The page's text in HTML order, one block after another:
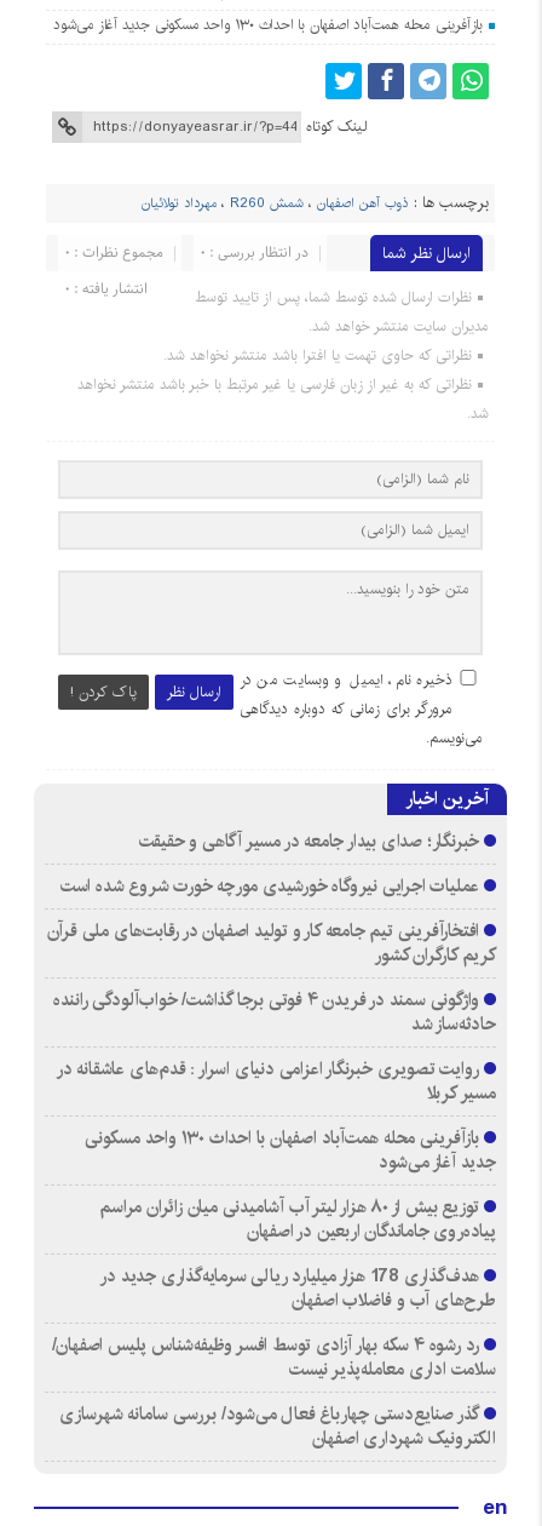
بازآفرینی محله همت‌آباد اصفهان با احداث ۱۳۰ واحد مسکونی جدید آغاز می‌شود
لینک کوتاه
برچسب ها : ذوب آهن اصفهان ،شمش R260 ،مهرداد تولائیان
ارسال نظر شما مجموع نظرات : 0
در انتظار بررسی : 0
انتشار یافته : 0
نظرات ارسال شده توسط شما، پس از تایید توسط
مدیران سایت منتشر خواهد شد.
نظراتی که حاوی تهمت یا افترا باشد منتشر نخواهد شد.
نظراتی که به غیر از زبان فارسی یا غیر مرتبط با خبر باشد منتشر نخواهد
شد.
ارسال نظر پاک کردن !
ذخیره نام، ایمیل و وبسایت من در
مرورگر برای زمانی که دوباره دیدگاهی
می‌نویسم.
آخرین اخبار
خبرنگار؛ صدای بیدار جامعه در مسیر آگاهی و حقیقت
عملیات اجرایی نیروگاه خورشیدی مورچه خورت شروع شده است
افتخارآفرینی تیم جامعه کار و تولید اصفهان در رقابت‌های ملی قرآن
کریم کارگران کشور
واژگونی سمند در فریدن ۴ فوتی برجا گذاشت/ خواب‌آلودگی راننده
حادثه‌ساز شد
روایت تصویری خبرنگار اعزامی دنیای اسرار : قدم‌های عاشقانه در
مسیر کربلا
بازآفرینی محله همت‌آباد اصفهان با احداث ۱۳۰ واحد مسکونی
جدید آغاز می‌شود
توزیع بیش از ۸۰ هزار لیتر آب آشامیدنی میان زائران مراسم
پیاده‌روی جاماندگان اربعین در اصفهان
هدف‌گذاری 178 هزار میلیارد ریالی سرمایه‌گذاری جدید در
طرح‌های آب و فاضلاب اصفهان
رد رشوه ۴ سکه بهار آزادی توسط افسر وظیفه‌شناس پلیس اصفهان/
سلامت اداری معامله‌پذیر نیست
گذر صنایع‌دستی چهارباغ فعال می‌شود/ بررسی سامانه شهرسازی
الکترونیک شهرداری اصفهان
en